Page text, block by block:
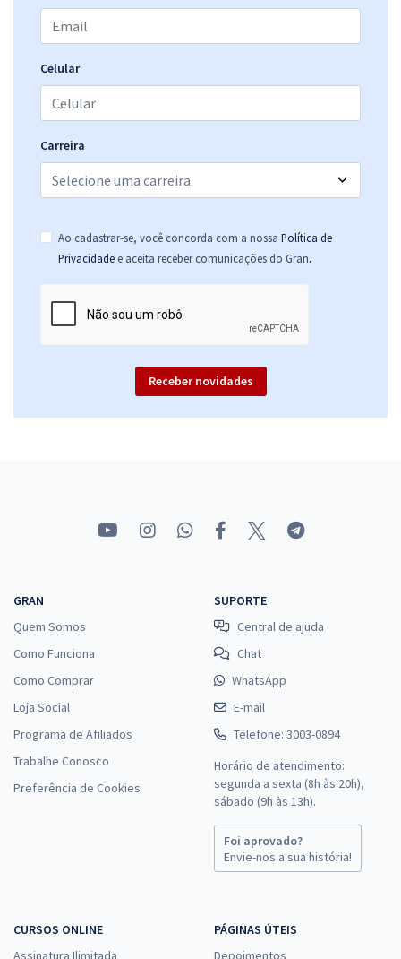
Celular
Carreira
Ao cadastrar-se, você concorda com a nossa Política de
Privacidade e aceita receber comunicações do Gran.
Receber novidades
GRAN
Quem Somos
Como Funciona
Como Comprar
Loja Social
Programa de Afiliados
Trabalhe Conosco
Preferência de Cookies
SUPORTE
Central de ajuda
Chat
WhatsApp
E-mail
Telefone: 3003-0894
Horário de atendimento:
segunda a sexta (8h às 20h),
sábado (9h às 13h).
Foi aprovado?
Envie-nos a sua história!
CURSOS ONLINE
Assinatura Ilimitada
PÁGINAS ÚTEIS
Depoimentos